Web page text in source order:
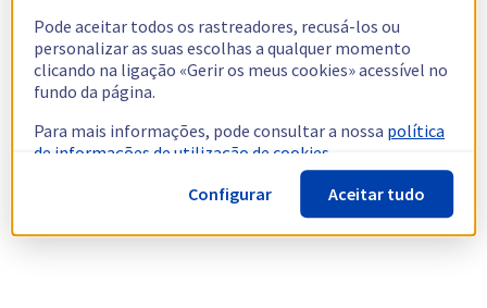
Pode aceitar todos os rastreadores, recusá-los ou
personalizar as suas escolhas a qualquer momento
clicando na ligação «Gerir os meus cookies» acessível no
fundo da página.
Para mais informações, pode consultar a nossa política
de informações de utilização de cookies.
Configurar
Aceitar tudo